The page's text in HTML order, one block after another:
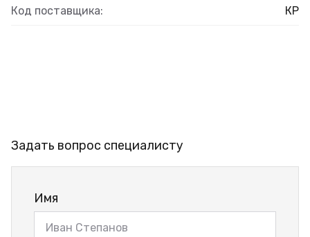
Код поставщика: КР
Задать вопрос специалисту
Имя